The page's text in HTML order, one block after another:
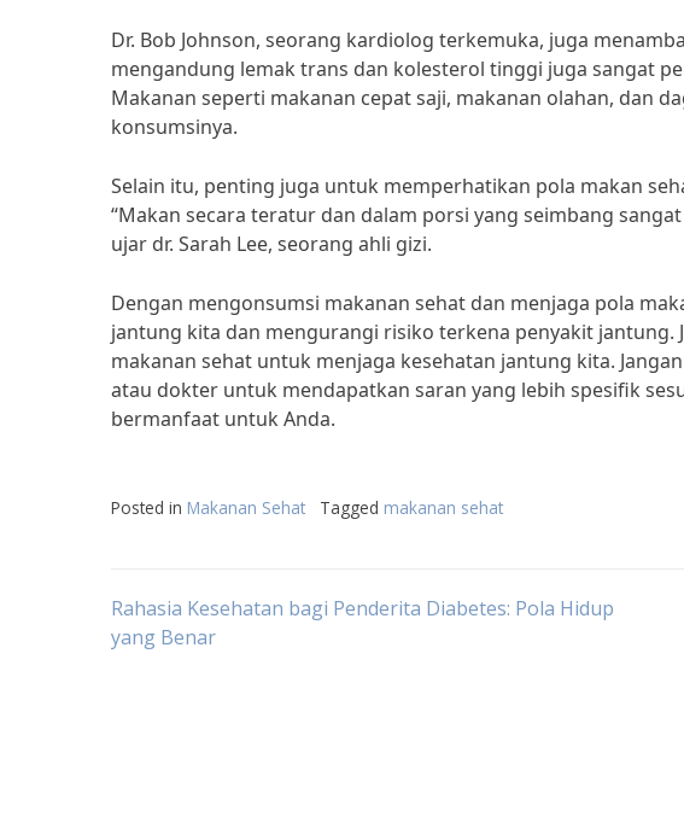
Dr. Bob Johnson, seorang kardiolog terkemuka, juga
mengandung lemak trans dan kolesterol tinggi juga sangat
Makanan seperti makanan cepat saji, makanan olahan, dan
konsumsinya.
Selain itu, penting juga untuk memperhatikan pola makan
“Makan secara teratur dan dalam porsi yang seimbang
ujar dr. Sarah Lee, seorang ahli gizi.
Dengan mengonsumsi makanan sehat dan menjaga pola
jantung kita dan mengurangi risiko terkena penyakit jantung.
makanan sehat untuk menjaga kesehatan jantung kita.
atau dokter untuk mendapatkan saran yang lebih spesifik
bermanfaat untuk Anda.
Posted in Makanan Sehat Tagged makanan sehat
Post
Rahasia Kesehatan bagi Penderita Diabetes: Pola Hidup
yang Benar